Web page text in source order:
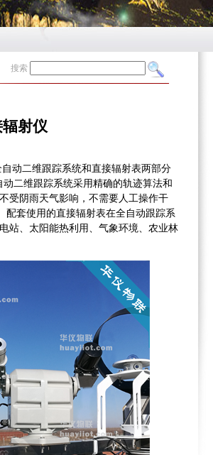
搜索
射仪
动二维跟踪系统和直接辐射表两部分
二维跟踪系统采用精确的轨迹算法和
受阴雨天气影响，不需要人工操作干
配套使用的直接辐射表在全自动跟踪系
站、太阳能热利用、气象环境、农业林